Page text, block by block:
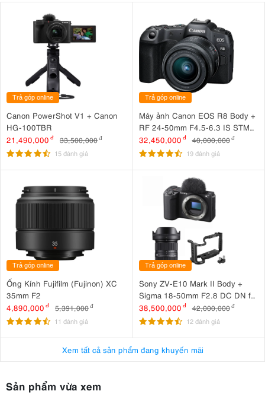
Trả góp online
Canon PowerShot V1 + Canon
HG-100TBR
21,490,000 đ 33,500,000đ
15 đánh giá
Trả góp online
Máy ảnh Canon EOS R8 Body +
RF 24-50mm F4.5-6.3 IS STM
(nhập khẩu)
32,450,000 đ 40,000,000 đ
19 đánh giá
Trả góp online
Ống Kính Fujifilm (Fujinon) XC
35mm F2
4,890,000 đ 5,391,000đ
11 đánh giá
Trả góp online
Sony ZV-E10 Mark II Body +
Sigma 18-50mm F2.8 DC DN for
Sony + SmallRig Cage for Sony
ZV-E10 II 4867
38,500,000 đ 42,000,000 đ
12 đánh giá
Xem tất cả sản phẩm đang khuyến mãi
Sản phẩm vừa xem